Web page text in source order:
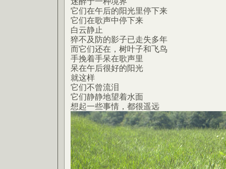
它们在午后的阳光里停下来
它们在歌声中停下来
白云静止
猝不及防的影子已走失多年
而它们还在，树叶子和飞鸟
手挽着手呆在歌声里
呆在午后很好的阳光
就这样
它们不曾流泪
它们静静地望着水面
想起一些事情，都很遥远